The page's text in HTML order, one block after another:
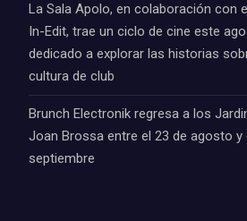
La Sala Apolo, en colaboración con
In-Edit, trae un ciclo de cine este
dedicado a explorar las historias
cultura de club
Brunch Electronik regresa a los
Joan Brossa entre el 23 de agosto y
septiembre